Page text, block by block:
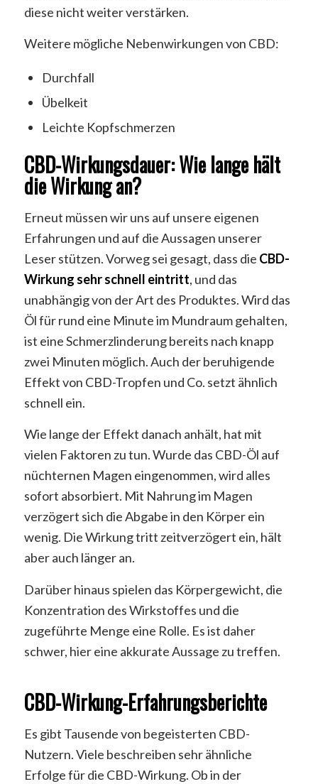
diese nicht weiter verstärken.
Weitere mögliche Nebenwirkungen von CBD:
Durchfall
Übelkeit
Leichte Kopfschmerzen
CBD-Wirkungsdauer: Wie lange hält
die Wirkung an?
Erneut müssen wir uns auf unsere eigenen
Erfahrungen und auf die Aussagen unserer
Leser stützen. Vorweg sei gesagt, dass die CBD-
Wirkung sehr schnell eintritt, und das
unabhängig von der Art des Produktes. Wird das
Öl für rund eine Minute im Mundraum gehalten,
ist eine Schmerzlinderung bereits nach knapp
zwei Minuten möglich. Auch der beruhigende
Effekt von CBD-Tropfen und Co. setzt ähnlich
schnell ein.
Wie lange der Effekt danach anhält, hat mit
vielen Faktoren zu tun. Wurde das CBD-Öl auf
nüchternen Magen eingenommen, wird alles
sofort absorbiert. Mit Nahrung im Magen
verzögert sich die Abgabe in den Körper ein
wenig. Die Wirkung tritt zeitverzögert ein, hält
aber auch länger an.
Darüber hinaus spielen das Körpergewicht, die
Konzentration des Wirkstoffes und die
zugeführte Menge eine Rolle. Es ist daher
schwer, hier eine akkurate Aussage zu treffen.
CBD-Wirkung-Erfahrungsberichte
Es gibt Tausende von begeisterten CBD-
Nutzern. Viele beschreiben sehr ähnliche
Erfolge für die CBD-Wirkung. Ob in der